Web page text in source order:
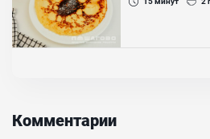
размером и временем приготовления....
Омлет с творогом — идеальный
подойдет и взрослым, и детям. Блюдо
Комментарии